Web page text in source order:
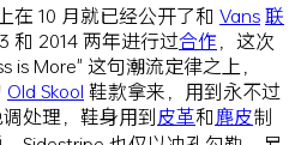
在 10 月就已经公开了和 Vans联
和 2014 两年进行过合作 ，这次
is More" 这句潮流定律之上，
Old Skool 鞋款拿来，用到永不过
处理，鞋身用到皮革和麂皮制